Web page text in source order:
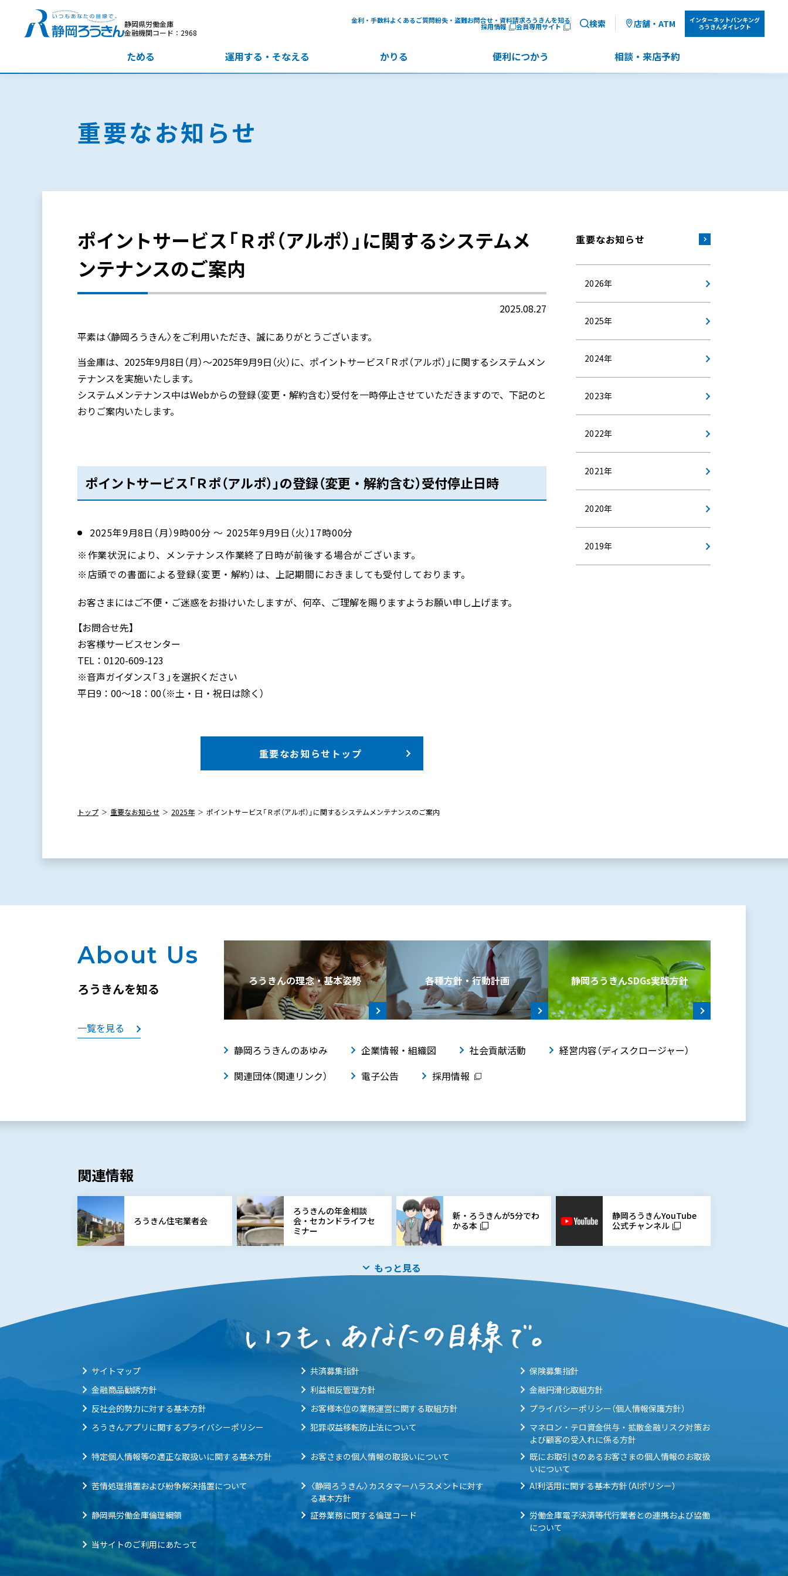
静岡県労働金庫
金融機関コード：2968
金利・手数料よくあるご質問紛失・盗難お問合せ・資料請求ろうきんを知る
採用情報 会員専用サイト 検索 店舗・ATM インターネットバンキング
ろうきんダイレクト
ためる 運用する ・ そなえる かりる 便利につかう 相談・来店予約
重要なお知らせ
ポイントサービス「Ｒポ（アルポ）」に関するシステムメ
ンテナンスのご案内
2025.08.27
平素は〈静岡ろうきん〉をご利用いただき、誠にありがとうございます。
当金庫は、2025年9月8日（月）～2025年9月9日（火）に、ポイントサービス「Ｒポ（アルポ）」に関するシステムメン
テナンスを実施いたします。
システムメンテナンス中はWebからの登録（変更・解約含む）受付を一時停止させていただきますので、下記のと
おりご案内いたします。
ポイントサービス「Ｒポ（アルポ）」の登録（変更・解約含む）受付停止日時
2025年9月8日（月）9時00分 ～ 2025年9月9日（火）17時00分
作業状況により、メンテナンス作業終了日時が前後する場合がございます。
店頭での書面による登録（変更・解約）は、上記期間におきましても受付しております。
お客さまにはご不便・ご迷惑をお掛けいたしますが、何卒、ご理解を賜りますようお願い申し上げます。
【お問合せ先】
お客様サービスセンター
TEL：0120-609-123
※音声ガイダンス「３」を選択ください
平日9：00～18：00（※土・日・祝日は除く）
重要なお知らせトップ
重要なお知らせ
2026年
2025年
2024年
2023年
2022年
2021年
2020年
2019年
トップ 重要なお知らせ 2025年 ポイントサービス「Ｒポ（アルポ）」に関するシステムメンテナンスのご案内
About Us
ろうきんを知る
一覧を見る
ろうきんの理念・基本姿勢 各種方針・行動計画 静岡ろうきんSDGs実践方針
静岡ろうきんのあゆみ 企業情報・組織図 社会貢献活動
経営内容（ディスクロージャー）
関連団体（関連リンク）
電子公告 採用情報
関連情報
ろうきん住宅業者会
ろうきんの年金相談
会・セカンドライフセ
ミナー
新・ろうきんが5分でわ
かる本
静岡ろうきんYouTube
公式チャンネル
もっと見る
サイトマップ 共済募集指針
保険募集指針
金融商品勧誘方針
利益相反管理方針
金融円滑化取組方針
反社会的勢力に対する基本方針
お客様本位の業務運営に関する取組方針
プライバシーポリシー（個人情報保護方針）
ろうきんアプリに関するプライバシーポリシー
犯罪収益移転防止法について
マネロン・テロ資金供与・拡散金融リスク対策お
よび顧客の受入れに係る方針
特定個人情報等の適正な取扱いに関する基本方針
お客さまの個人情報の取扱いについて
既にお取引きのあるお客さまの個人情報のお取扱
いについて
苦情処理措置および紛争解決措置について
〈静岡ろうきん〉カスタマーハラスメントに対す
る基本方針
AI利活用に関する基本方針（AIポリシー）
静岡県労働金庫倫理綱領 証券業務に関する倫理コード
労働金庫電子決済等代行業者との連携および協働
について
当サイトのご利用にあたって